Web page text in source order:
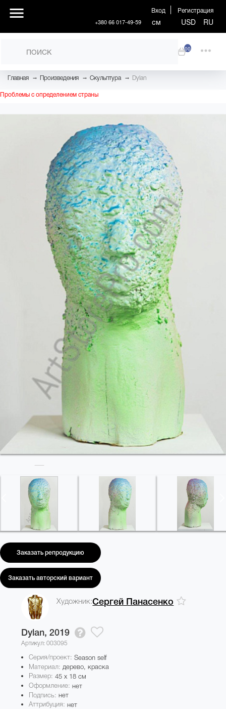
Вход Регистрация
+380 66 017-49-59 см USD RU
00
Главная → Произведения → Скульптура → Dylan
Проблемы с определением страны
Заказать репродукцию
Заказать авторский вариант
Художник:Сергей Панасенко
Dylan, 2019
Артикул: 003095
Серия/проект:Season self
Материал: дерево, краска
Размер: 45 x 18 см
Оформление:нет
Подпись:нет
Аттрибуция:нет